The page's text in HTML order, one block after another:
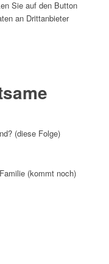
Sie auf den Button
an Drittanbieter
(diese Folge)
(kommt noch)